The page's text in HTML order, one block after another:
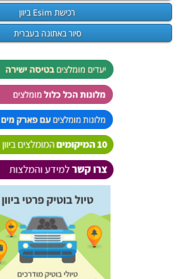
רכישת Esim ביוון
סיור באתונה בעברית